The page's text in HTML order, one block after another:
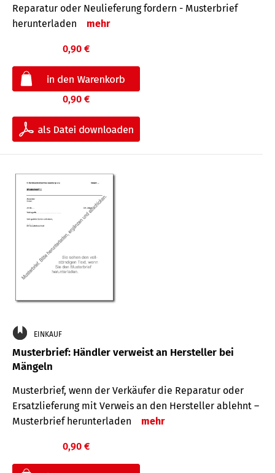
Reparatur oder Neulieferung fordern - Musterbrief
herunterladen
mehr
0,90 €
0,90 €
EINKAUF
Musterbrief: Händler verweist an Hersteller bei
Mängeln
Musterbrief, wenn der Verkäufer die Reparatur oder
Ersatzlieferung mit Verweis an den Hersteller ablehnt –
Musterbrief herunterladen
mehr
0,90 €